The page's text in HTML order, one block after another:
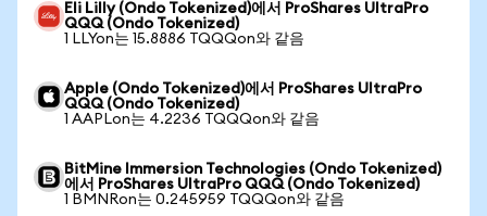
Eli Lilly (Ondo Tokenized)에서 ProShares UltraPro
QQQ (Ondo Tokenized)
1 LLYon는 15.8886 TQQQon와 같음
Apple (Ondo Tokenized)에서 ProShares UltraPro
QQQ (Ondo Tokenized)
1 AAPLon는 4.2236 TQQQon와 같음
BitMine Immersion Technologies (Ondo Tokenized)
에서 ProShares UltraPro QQQ (Ondo Tokenized)
1 BMNRon는 0.245959 TQQQon와 같음